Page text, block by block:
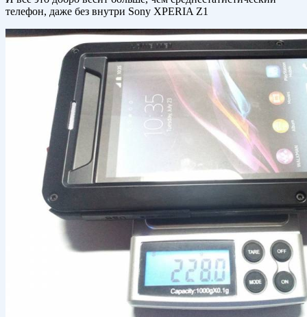
телефон, даже без внутри Sony XPERIA Z1